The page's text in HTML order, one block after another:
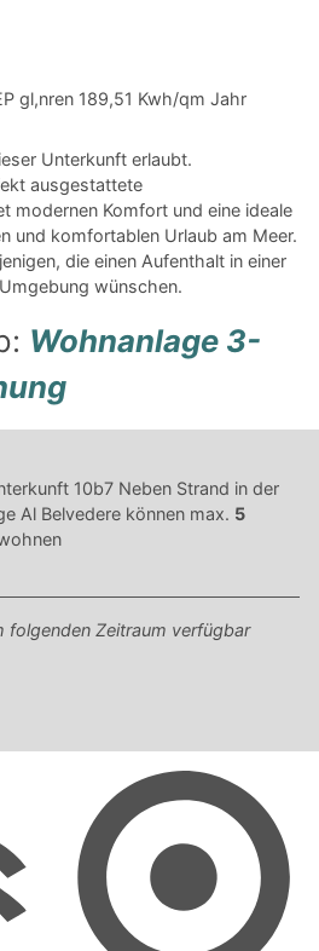
gl,nren 189,51 Kwh/qm Jahr
Unterkunft erlaubt.
ausgestattete
modernen Komfort und eine ideale
und komfortablen Urlaub am Meer.
die einen Aufenthalt in einer
wünschen.
Wohnanlage 3-
10b7 Neben Strand in der
Al Belvedere können max. 5
folgenden Zeitraum verfügbar